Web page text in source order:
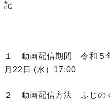
記
１ 動画配信期間 令和５
月22日 (水）17:00
２ 動画配信方法 ふじの